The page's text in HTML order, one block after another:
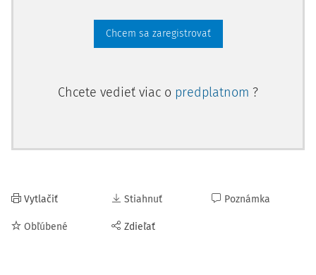
Chcem sa zaregistrovať
Chcete vedieť viac o predplatnom ?
Vytlačiť
Obľúbené
Stiahnuť
Zdieľať
Poznámka